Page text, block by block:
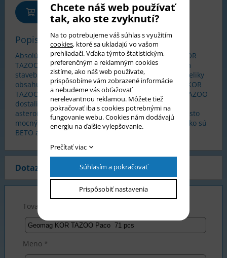
Pridať do košíka
Popis tovaru
Absolútna novinka od firmy GEOMAG!Stavebnica KOR
TAZOO Paco obsahuje celkom 71 dielikov. Základom
stavebnice je veľká poniklovaná gulička, plastové dieliky
obsahujúce magnet a ďalšie komponenty.Geomag KOR
TAZOO Paco - stvorenie, ktoré sa usídlilo v lesoch.TAZOO
dostali na svet vďaka geomagnetické búrke KOR
asteroidov. Mnoho z týchto asteroidov vytvorilo miesto
mocných Proteonov, zábavná a legrační stvorenia ako sú
BETO a PACO.
Dotaz na produkt
Tovar *
Meno *
Chcete náš web používať
tak, ako ste zvyknutí?
Na to potrebujeme váš súhlas s využitím
cookies, ktoré sa ukladajú vo vašom
prehliadači. Vďaka týmto štatistickým,
preferenčným a reklamným cookies
zistíme, ako náš web používate,
prispôsobíme vám zobrazené informácie
a nebudeme vás obťažovať
nerelevantnou reklamou. Môžete tiež
pokračovať iba s cookies potrebnými na
fungovanie webu. Cookies nám dodávajú
energiu na ďalšie vylepšovanie.
Prečítať viac
Súhlasím a pokračovať
Prispôsobiť nastavenia